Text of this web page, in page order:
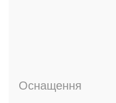
Оснащення